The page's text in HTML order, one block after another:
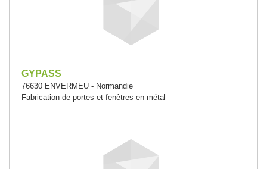
GYPASS
76630 ENVERMEU - Normandie
Fabrication de portes et fenêtres en métal